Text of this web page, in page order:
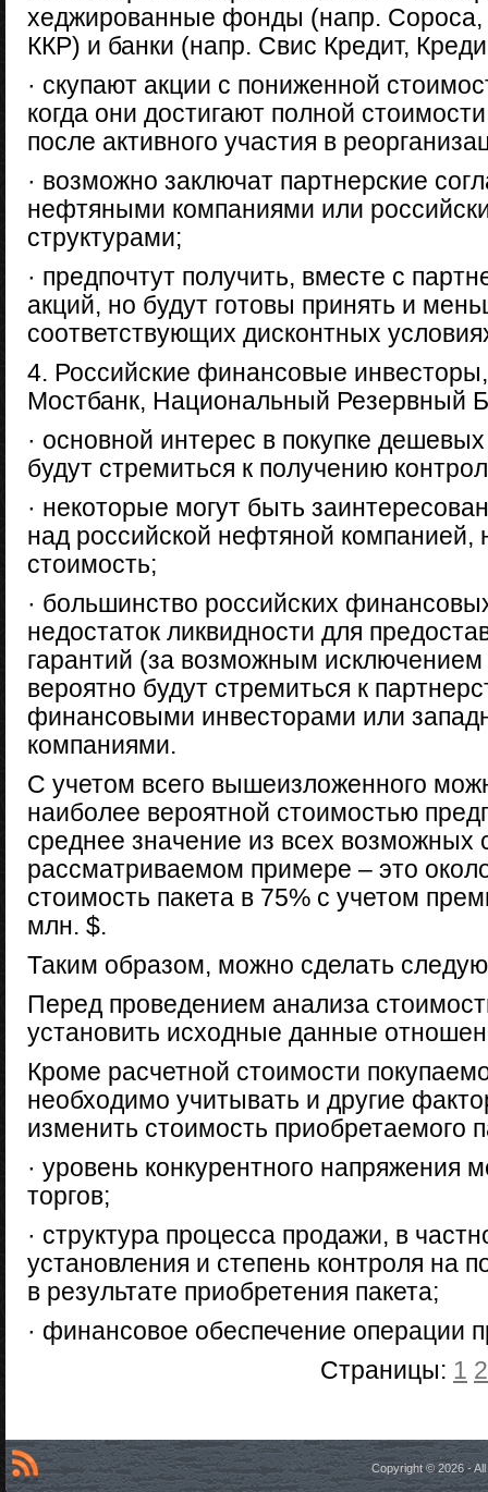
хеджированные фонды (напр. Сороса,
ККР) и банки (напр. Свис Кредит,
· скупают акции с пониженной
когда они достигают полной
после активного участия в
· возможно заключат партнерские
нефтяными компаниями или
структурами;
· предпочтут получить, вместе с
акций, но будут готовы принять и
соответствующих дисконтных
4. Российские финансовые
Мостбанк, Национальный Резервный
· основной интерес в покупке
будут стремиться к получению
· некоторые могут быть
над российской нефтяной компанией,
стоимость;
· большинство российских
недостаток ликвидности для
гарантий (за возможным
вероятно будут стремиться к
финансовыми инвесторами или
компаниями.
С учетом всего вышеизложенного
наиболее вероятной стоимостью
среднее значение из всех возможных
рассматриваемом примере – это
стоимость пакета в 75% с учетом
млн. $.
Таким образом, можно сделать
Перед проведением анализа
установить исходные данные
Кроме расчетной стоимости
необходимо учитывать и другие
изменить стоимость приобретаемого
· уровень конкурентного напряжения
торгов;
· структура процесса продажи, в
установления и степень контроля на
в результате приобретения пакета;
· финансовое обеспечение операции
Страницы: 1 2
Copyright © 2026 -